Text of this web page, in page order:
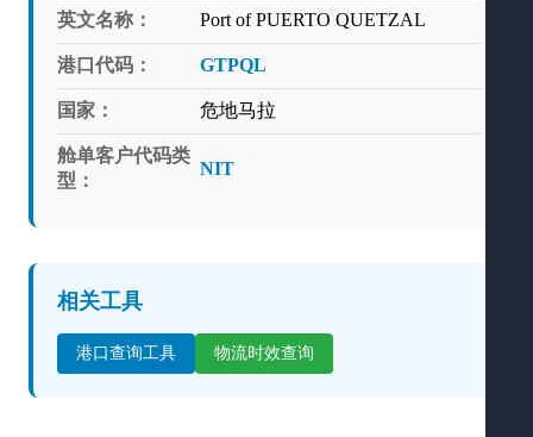
英文名称： Port of PUERTO QUETZAL
港口代码： GTPQL
国家： 危地马拉
舱单客户代码类
型：
NIT
相关工具
港口查询工具 物流时效查询